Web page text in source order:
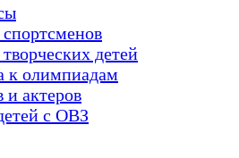
детей
к олимпиадам
и актеров
с ОВЗ